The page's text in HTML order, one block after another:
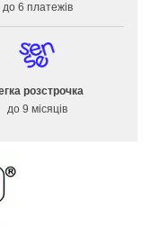
до 6 платежів
розстрочка
до 9 місяців